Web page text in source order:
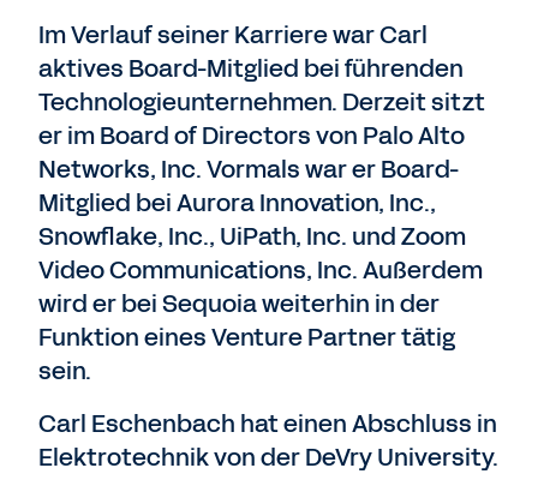
Im Verlauf seiner Karriere war Carl
aktives Board-Mitglied bei führenden
Technologieunternehmen. Derzeit sitzt
er im Board of Directors von Palo Alto
Networks, Inc. Vormals war er Board-
Mitglied bei Aurora Innovation, Inc.,
Snowflake, Inc., UiPath, Inc. und Zoom
Video Communications, Inc. Außerdem
wird er bei Sequoia weiterhin in der
Funktion eines Venture Partner tätig
sein.
Carl Eschenbach hat einen Abschluss in
Elektrotechnik von der DeVry University.